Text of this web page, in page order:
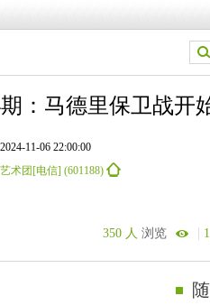
期：马德里保卫战开
11-06 22:00:00
术团[电信] (601188)
350 人 浏览 |